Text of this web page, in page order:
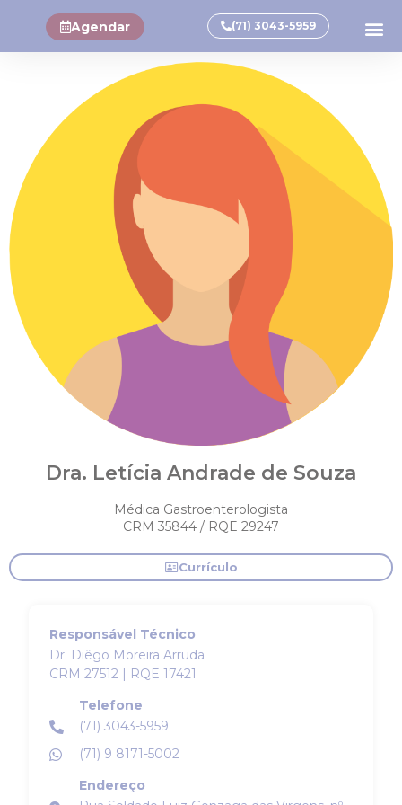
Agendar (71) 3043-5959
Dra. Letícia Andrade de Souza
Médica Gastroenterologista
CRM 35844 / RQE 29247
Currículo
Responsável Técnico
Dr. Diêgo Moreira Arruda
CRM 27512 | RQE 17421
Telefone
(71) 3043-5959
(71) 9 8171-5002
Endereço